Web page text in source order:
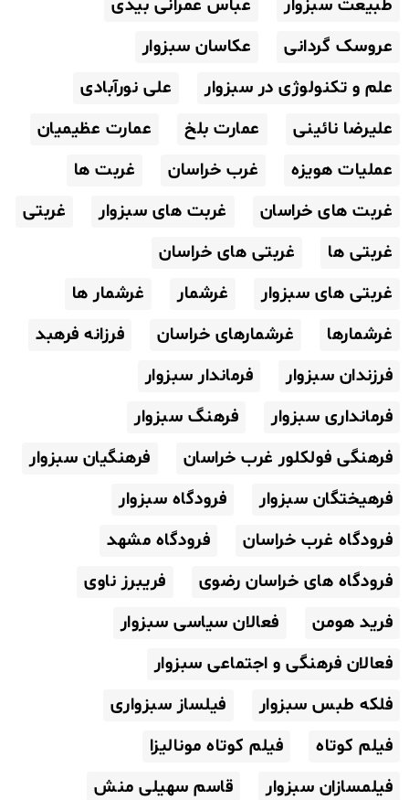
طبیعت سبزوار
عباس عمرانی بیدی
عروسک گردانی
عکاسان سبزوار
علم و تکنولوژی در سبزوار
علی نورآبادی
علیرضا نائینی
عمارت بلخ
عمارت عظیمیان
عملیات هویزه
غرب خراسان
غربت ها
غربت های خراسان
غربت های سبزوار
غربتی
غربتی ها
غربتی های خراسان
غربتی های سبزوار
غرشمار
غرشمار ها
غرشمارها
غرشمارهای خراسان
فرزانه فرهبد
فرزندان سبزوار
فرماندار سبزوار
فرمانداری سبزوار
فرهنگ سبزوار
فرهنگی فولکلور غرب خراسان
فرهنگیان سبزوار
فرهیختگان سبزوار
فرودگاه سبزوار
فرودگاه غرب خراسان
فرودگاه مشهد
فرودگاه های خراسان رضوی
فریبرز ناوی
فرید هومن
فعالان سیاسی سبزوار
فعالان فرهنگی و اجتماعی سبزوار
فلکه طبس سبزوار
فیلساز سبزواری
فیلم کوتاه
فیلم کوتاه مونالیزا
فیلمسازان سبزوار
قاسم سهیلی منش